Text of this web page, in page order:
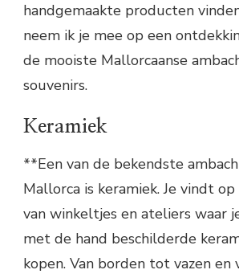
handgemaakte producten
neem ik je mee op een
de mooiste Mallorcaanse
souvenirs.
Keramiek
**Een van de bekendste
Mallorca is keramiek. Je vindt
van winkeltjes en ateliers waar
met de hand beschilderde
kopen. Van borden tot vazen en